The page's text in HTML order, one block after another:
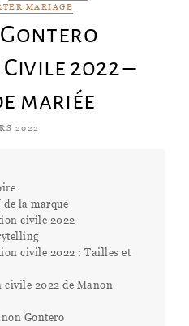
MARIAGE
2022 –
mariée
2022
la marque
civile 2022
civile 2022 : Tailles et
civile 2022 de Manon
Gontero